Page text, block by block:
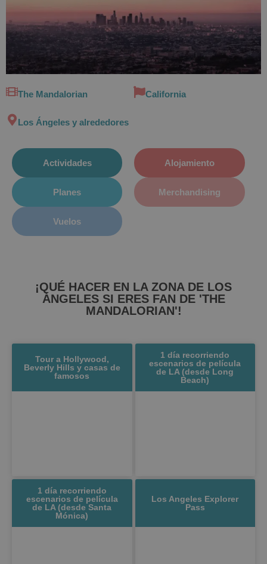
The Mandalorian California
Los Ángeles y alrededores
Actividades
Planes
Vuelos
Alojamiento
Merchandising
¡QUÉ HACER EN LA ZONA DE LOS
ÁNGELES SI ERES FAN DE 'THE
MANDALORIAN'!
Tour a Hollywood,
Beverly Hills y casas de
famosos
1 día recorriendo
escenarios de película
de LA (desde Long
Beach)
1 día recorriendo
escenarios de película
de LA (desde Santa
Mónica)
Los Angeles Explorer
Pass